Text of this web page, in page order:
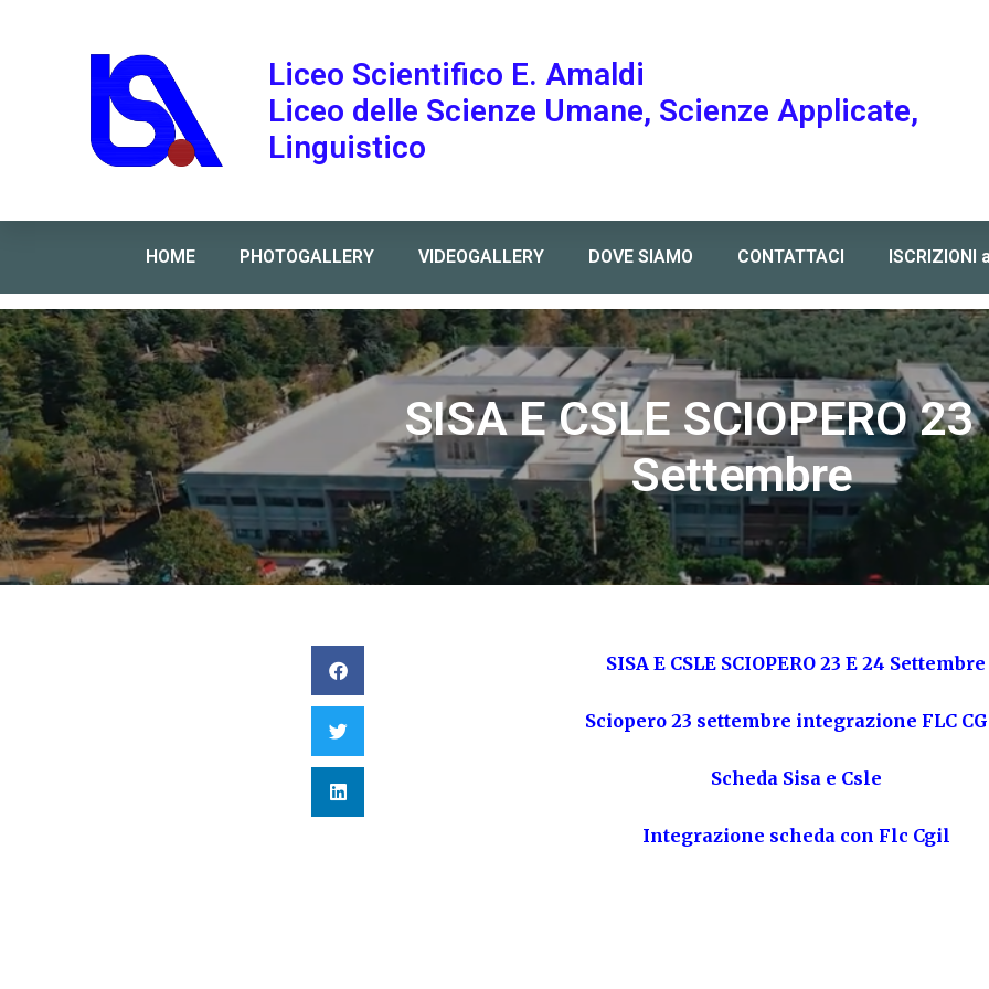
Liceo Scientifico E. Amaldi
Liceo delle Scienze Umane, Scienze Applicate,
Linguistico
HOME PHOTOGALLERY VIDEOGALLERY DOVE SIAMO CONTATTACI ISCRIZIONI
Home»SISA E CSLE SCIOPERO 23 E 24 Settembre
SISA E CSLE SCIOPERO
Settembre
SISA E CSLE SCIOPERO 23 E 24 Settembre
Sciopero 23 settembre integrazione FLC
Scheda Sisa e Csle
Integrazione scheda con Flc Cgil